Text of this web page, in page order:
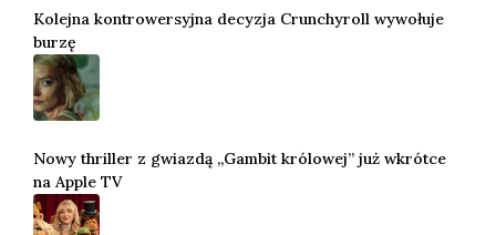
Kolejna kontrowersyjna decyzja Crunchyroll wywołuje
burzę
Nowy thriller z gwiazdą „Gambit królowej” już wkrótce
na Apple TV